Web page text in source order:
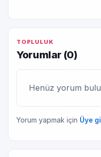
TOPLULUK
Yorumlar (0)
Henüz yorum
Yorum yapmak için Üye